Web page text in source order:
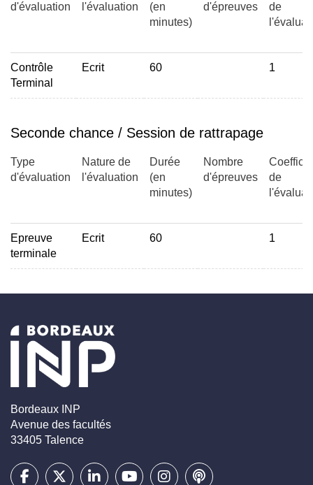
d'évaluation
l'évaluation
(en
minutes)
d'épreuves
de
Contrôle
Terminal
Ecrit 60 1
Seconde chance / Session de rattrapage
Type
d'évaluation
Nature de
l'évaluation
Durée
(en
minutes)
Nombre
d'épreuves
de
Epreuve
terminale
Ecrit 60 1
Bordeaux INP
Avenue des facultés
33405 Talence